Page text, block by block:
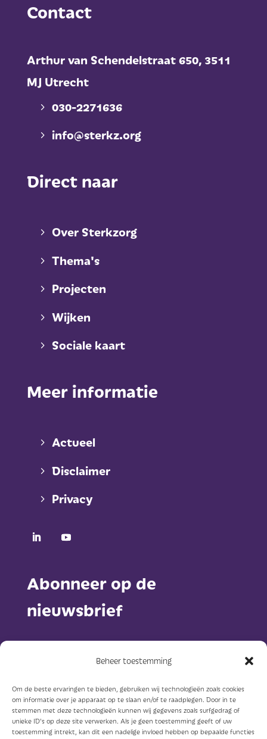
Beheer toestemming
Om de beste ervaringen te bieden, gebruiken wij technologieën zoals cookies
om informatie over je apparaat op te slaan en/of te raadplegen. Door in te
stemmen met deze technologieën kunnen wij gegevens zoals surfgedrag of
unieke ID's op deze site verwerken. Als je geen toestemming geeft of uw
toestemming intrekt, kan dit een nadelige invloed hebben op bepaalde functies
Contact
Arthur van Schendelstraat 650, 3511
MJ Utrecht
030-2271636
info@sterkz.org
Direct naar
Over Sterkzorg
Thema's
Projecten
Wijken
Sociale kaart
Meer informatie
Actueel
Disclaimer
Privacy
Abonneer op de
nieuwsbrief
Abonneer